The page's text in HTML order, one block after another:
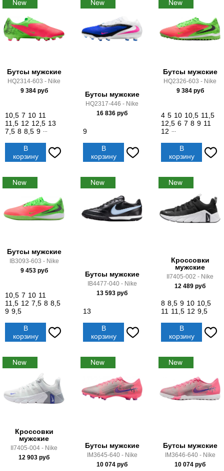
Бутсы мужские
HQ2314-603 - Nike
9 384руб
10,5 7 10 11
11,5 12 12,5 13
7,5 8 8,5 9
В
корзину
Бутсы мужские
HQ2317-446 - Nike
16 836 руб
9
В
корзину
Бутсы мужские
HQ2326-603 - Nike
9 384руб
4 5 10 10,5 11,5
12,5 6 7 8 9 11
12
В
корзину
Бутсы мужские
IB3093-603 - Nike
9 453руб
10,5 7 10 11
11,5 12 7,5 8 8,5
9 9,5
В
корзину
Бутсы мужские
IB4477-040 - Nike
13 593 руб
13
В
корзину
Кроссовки
мужские
II7405-002 - Nike
12 489 руб
8 8,5 9 10 10,5
11 11,5 12 9,5
В
корзину
Кроссовки
мужские
II7405-004 - Nike
12 903 руб
Бутсы мужские
IM3645-640 - Nike
10 074 руб
Бутсы мужские
IM3646-640 - Nike
10 074 руб